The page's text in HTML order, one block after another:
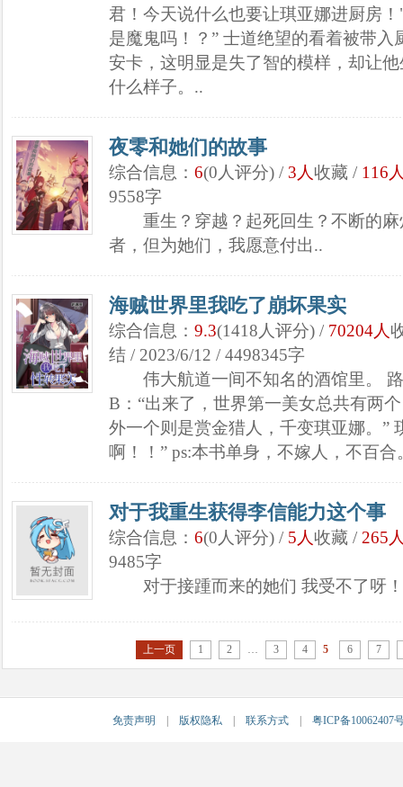
君！今天说什么也要让琪亚娜进厨房
是魔鬼吗！？” 士道绝望的看着被带
安卡，这明显是失了智的模样，却让
什么样子。..
夜零和她们的故事
综合信息： 6(0人评分) / 3人收藏 / 116
9558字
重生？穿越？起死回生？不断的麻
者，但为她们，我愿意付出..
海贼世界里我吃了崩坏果实
综合信息： 9.3(1418人评分) / 70204人
结 / 2023/6/12 / 4498345字
伟大航道一间不知名的酒馆里。 路
B：“出来了，世界第一美女总共有两
外一个则是赏金猎人，千变琪亚娜。”
啊！！” ps:本书单身，不嫁人，不百合
对于我重生获得李信能力这个事
综合信息： 6(0人评分) / 5人收藏 / 265
9485字
对于接踵而来的她们 我受不了呀
上一页 1 2 … 3 4 5 6 7
免责声明 版权隐私 联系方式 粤ICP备10062407